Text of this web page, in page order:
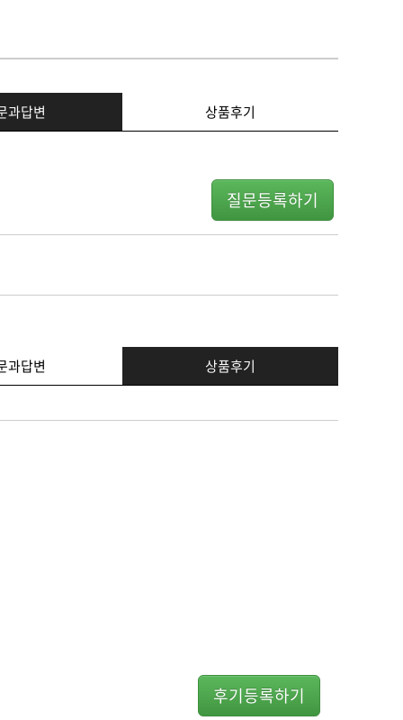
과답변 상품후기
질문등록하기
과답변 상품후기
후기등록하기